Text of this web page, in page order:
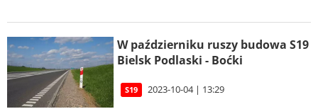
W październiku ruszy budowa S19
Bielsk Podlaski - Boćki
S19 2023-10-04 | 13:29